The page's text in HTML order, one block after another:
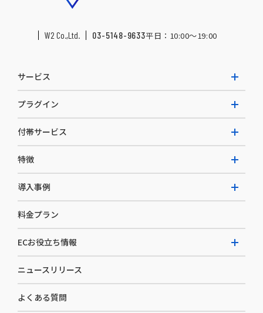
W2 Co.,Ltd. 03-5148-9633平日：10:00〜19:00
サービス
W2 Commerce Repeat
W2 Commerce BtoB
W2 Commerce Asia
プラグイン
AI buddy
付帯サービス
EC運用構築支援・運用支援
カスタマーサクセス
セキュリティ
デザイン制作
コンサルティング
特徴
選ばれる理由
開発体制
導入事例
導入企業一覧
料金プラン
ECお役立ち情報
お役立ち資料
ニュースリリース
よくある質問